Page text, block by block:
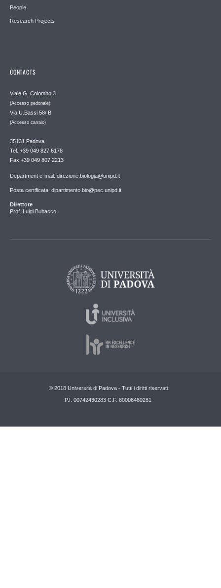
People
Research Projects
CONTACTS
Viale G. Colombo 3
(Accesso pedonale)
Via U.Bassi 58/ B
(Accesso carraio)
35131 Padova
Tel. +39 049 827 6178
Fax +39 049 807 2213
Department e-mail: direzione.biologia@unipd.it
Posta certificata: dipartimento.bio@pec.unipd.it
Direttore
Prof. Luigi Bubacco
© 2018 Università di Padova - Tutti i diritti riservati
P.I. 00742430283 C.F. 80006480281